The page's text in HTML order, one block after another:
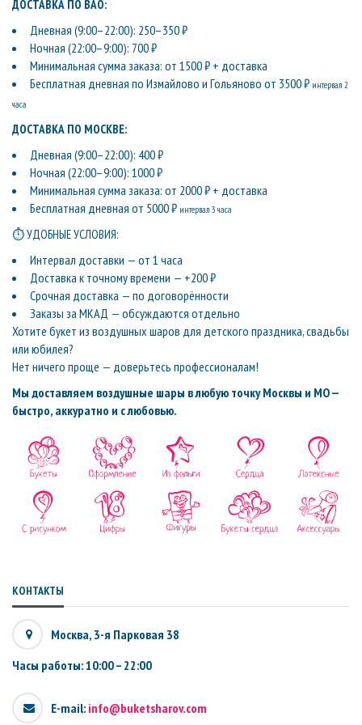
ДОСТАВКА ПО ВАО:
Дневная (9:00–22:00): 250–350 ₽
Ночная (22:00–9:00): 700 ₽
Минимальная сумма заказа: от 1500 ₽ + доставка
Бесплатная дневная по Измайлово и Гольяново от 3500 ₽ интервал 2
часа
ДОСТАВКА ПО МОСКВЕ:
Дневная (9:00–22:00): 400 ₽
Ночная (22:00–9:00): 1000 ₽
Минимальная сумма заказа: от 2000 ₽ + доставка
Бесплатная дневная от 5000 ₽ интервал 3 часа
⏱ УДОБНЫЕ УСЛОВИЯ:
Интервал доставки — от 1 часа
Доставка к точному времени — +200 ₽
Срочная доставка — по договорённости
Заказы за МКАД — обсуждаются отдельно
Хотите букет из воздушных шаров для детского праздника, свадьбы
или юбилея?
Нет ничего проще — доверьтесь профессионалам!
Мы доставляем воздушные шары в любую точку Москвы и МО —
быстро, аккуратно и с любовью.
КОНТАКТЫ
Москва, 3-я Парковая 38
Часы работы: 10:00 – 22:00
E-mail: info@buketsharov.com